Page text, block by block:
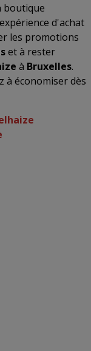
boutique
d'achat
les promotions
et à rester
à Bruxelles.
à économiser dès